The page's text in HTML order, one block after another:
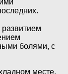
болями, с
месте,